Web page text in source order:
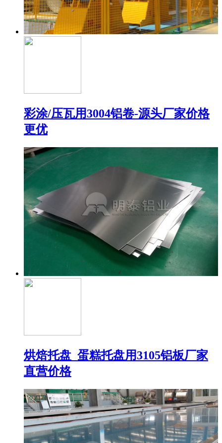
彩涂/压瓦用3004铝卷-源头厂家价格
更优
烘焙托盘_蛋糕托盘用3105铝板厂家
直营价格